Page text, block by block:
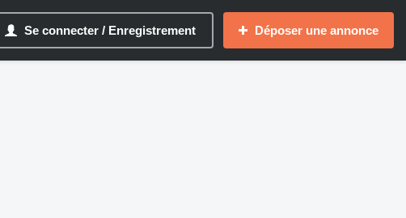
Se connecter / Enregistrement Déposer une annonce